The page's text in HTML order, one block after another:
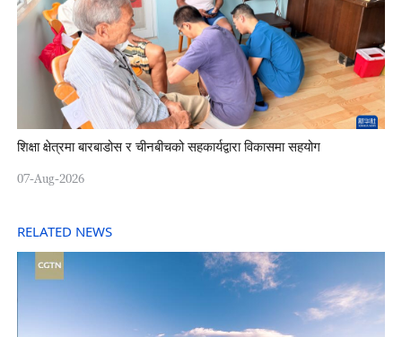
शिक्षा क्षेत्रमा बारबाडोस र चीनबीचको सहकार्यद्वारा विकासमा सहयोग
07-Aug-2026
RELATED NEWS